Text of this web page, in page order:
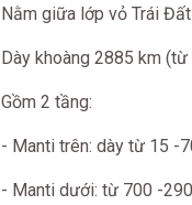
Nằm giữa lớp vỏ Trái
Dày khoàng 2885 km
Gồm 2 tầng:
- Manti trên: dày từ 15 -
- Manti dưới: từ 700 -